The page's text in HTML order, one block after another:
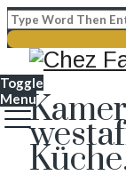
Toggle
Menu